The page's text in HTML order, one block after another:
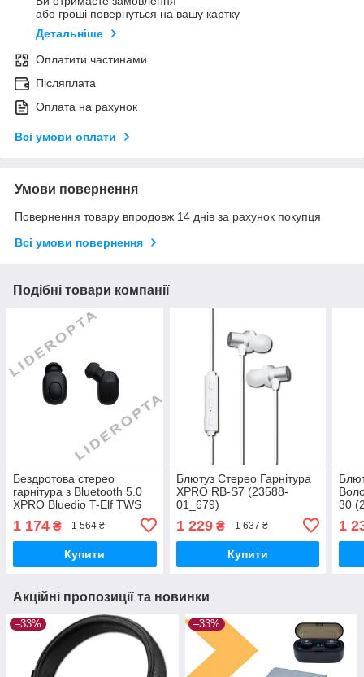
або гроші повернуться на вашу картку
Детальніше
Оплатити частинами
Післяплата
Оплата на рахунок
Всі умови оплати
Умови повернення
Повернення товару впродовж 14 днів за рахунок покупця
Всі умови повернення
Подібні товари компанії
Бездротова стерео
гарнітура з Bluetooth 5.0
XPRO Bluedio T-Elf TWS
01_647)
1 174 ₴ 1 564 ₴
Купити
Блютуз Стерео Гарнітура
XPRO RB-S7 (23588-
01_679)
1 229₴ 1 637 ₴
Купити
30
1
Акційні пропозиції та новинки
–33% –33%